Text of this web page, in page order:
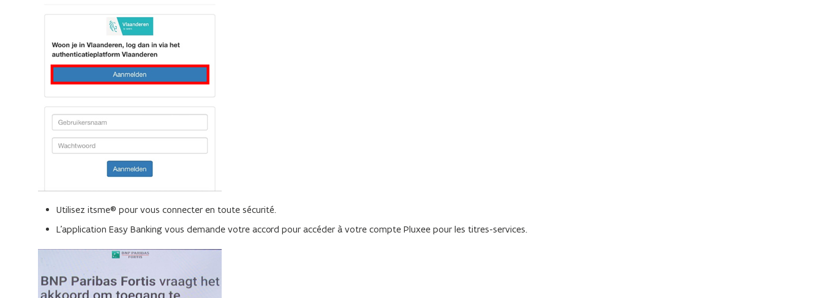
Utilisez itsme® pour vous connecter en toute sécurité.
L'application Easy Banking vous demande votre accord pour accéder à votre compte Pluxee pour les titres-services.